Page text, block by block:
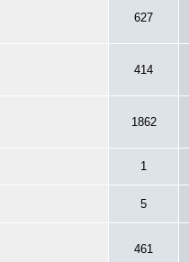
627
414
1862
1
5
461